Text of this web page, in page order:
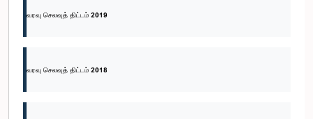
வரவு செலவுத் திட்டம் 2019
வரவு செலவுத் திட்டம் 2018